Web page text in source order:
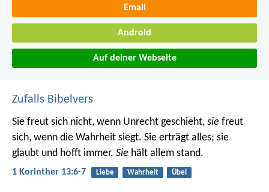
Email
Android
Auf deiner Webseite
Zufalls Bibelvers
Sie freut sich nicht, wenn Unrecht geschieht, sie freut
sich, wenn die Wahrheit siegt. Sie erträgt alles; sie
glaubt und hofft immer. Sie hält allem stand.
1 Korinther 13:6-7 Liebe Wahrheit Übel